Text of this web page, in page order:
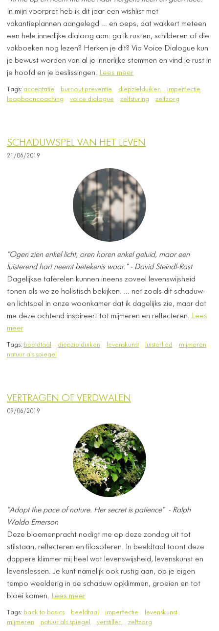
In mijn voorpret heb ik dit jaar een wishlist met
vakantieplannen aangelegd ... en oeps, dat wakkert meteen
een hele innerlijke dialoog aan: ga ik rusten, schilderen of die
vakboeken nog lezen? Herken je dit? Via Voice Dialogue kun
je bewust worden van al je innerlijke stemmen en vind je rust in
je hoofd en je beslissingen. Lees meer
Tags: acceptatie burnout preventie diepzielduiken
imperfectie
loopbaancoaching
voice dialogue zelfsturing zelfzorg
SCHADUWSPEL VAN HET LEVEN
21/06/2019
"Ogen zien enkel licht, oren horen enkel geluid, maar een
luisterend hart neemt betekenis waar." - David Steindl-Rast
Dagelijkse taferelen kunnen ineens zoveel levenswijsheid
tonen als we ze holistisch bekijken. ... net zoals dit schaduw-
en lichtspel in onze woonkamer dat ik dagelijks zie, maar dat
me deze ochtend inspireert tot mijmeren en reflecteren. Lees
meer
Tags: beeldtaal diepzielduiken levenskunst luisterlied
mijmeren
natuur als spiegel
VERTRAGEN OF VERDWALEN
09/06/2019
"Adopt the pace of nature. Her secret is patience" - Ralph
Waldo Emerson
Deze bloemenpracht nodigt me op deze zondag uit tot
stilstaan, reflecteren en filosoferen. In beeldtaal toont deze
dappere klimmer mij heel wat levenswijsheid, levenskunst en
levenslessen. Je kunt namelijk ook rustig aan, op je eigen
tempo weelderig in de schaduw opklimmen, groeien en tot
bloei komen. Lees meer
Tags: back to basics beeldtaal imperfectie
levenskunst
mijmeren
natuur als spiegel verstillen zelfzorg